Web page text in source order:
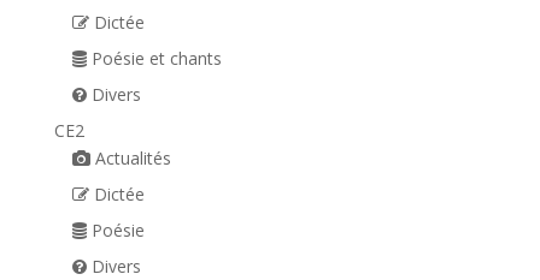
Dictée
Poésie et chants
Divers
CE2
Actualités
Dictée
Poésie
Divers